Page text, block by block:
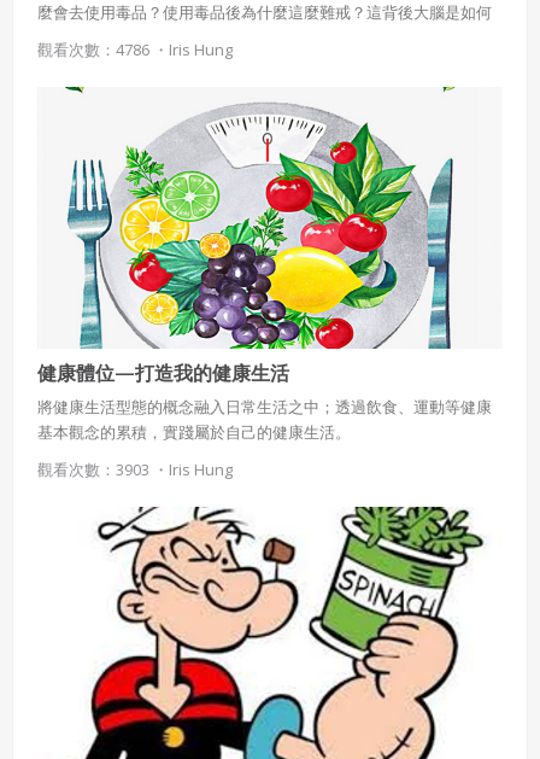
麼會去使用毒品？使用毒品後為什麼這麼難戒？這背後大腦是如何
是毒品防制釜底抽薪的方法。
觀看次數：4786 ・ Iris Hung
健康體位—打造我的健康生活
將健康生活型態的概念融入日常生活之中；透過飲食、運動等健康
基本觀念的累積，實踐屬於自己的健康生活。
觀看次數：3903 ・ Iris Hung
本合約。
本合約終止後，會員不得對吉寶系統公司主張任何費用、補
雙方合意專以臺灣臺北地方法院為第一審管轄法
院。